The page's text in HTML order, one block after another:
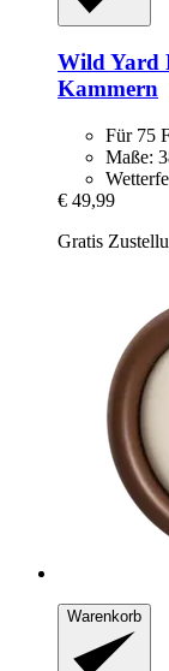
Wild Yard
Kammern
Für 75
Maße:
€ 49,99
Gratis
Warenkorb